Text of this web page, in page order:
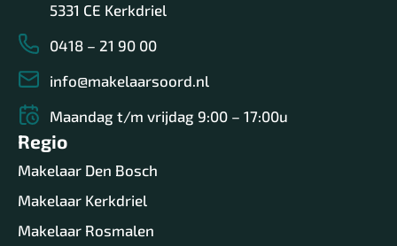
5331 CE Kerkdriel
0418 – 21 90 00
info@makelaarsoord.nl
Maandag t/m vrijdag 9:00 – 17:00u
Regio
Makelaar Den Bosch
Makelaar Kerkdriel
Makelaar Rosmalen